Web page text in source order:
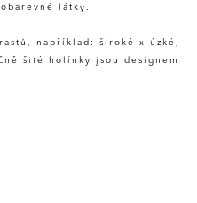
látky.
například: široké x úzké,
šité holínky jsou designem